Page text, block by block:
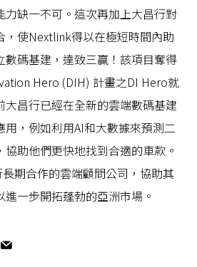
力缺一不可。這次再加上大昌行對
，使Nextlink得以在極短時間內助
數碼基建，達致三贏！該項目奪得
Hero (DIH) 計畫之DI Hero就
大昌行已經在全新的雲端數碼基建
，例如利用AI和大數據來預測二
助他們更快地找到合適的車款。
期合作的雲端顧問公司，協助其
一步開拓蓬勃的亞洲市場。